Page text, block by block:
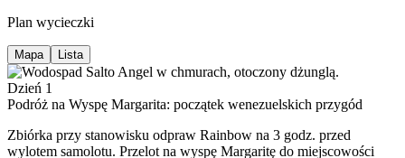
Plan wycieczki
Mapa Lista
Dzień 1
Podróż na Wyspę Margarita: początek wenezuelskich przygód
Zbiórka przy stanowisku odpraw Rainbow na 3 godz. przed
wylotem samolotu. Przelot na wyspę Margaritę do miejscowości